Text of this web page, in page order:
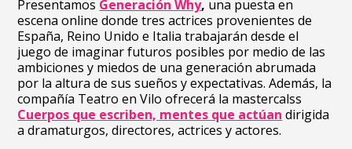
Presentamos Generación Why, una puesta en
escena online donde tres actrices provenientes de
España, Reino Unido e Italia trabajarán desde el
juego de imaginar futuros posibles por medio de las
ambiciones y miedos de una generación abrumada
por la altura de sus sueños y expectativas. Además, la
compañía Teatro en Vilo ofrecerá la mastercalss
Cuerpos que escriben, mentes que actúan dirigida
a dramaturgos, directores, actrices y actores.